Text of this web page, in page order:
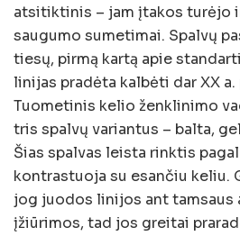
atsitiktinis – jam įtakos turėjo
saugumo sumetimai. Spalvų
tiesų, pirmą kartą apie
linijas pradėta kalbėti dar XX
Tuometinis kelio ženklinimo
tris spalvų variantus – balta,
Šias spalvas leista rinktis
kontrastuoja su esančiu keliu.
jog juodos linijos ant tamsaus
įžiūrimos, tad jos greitai